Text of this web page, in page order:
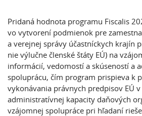
Pridaná hodnota programu Fiscalis
vo vytvorení podmienok pre
a verejnej správy účastníckych krajín
nie výlučne členské štáty EÚ) na
informácií, vedomostí a skúseností a
spoluprácu, čím program prispieva k
vykonávania právnych predpisov EÚ
administratívnej kapacity daňových
vzájomnej spolupráce pri hľadaní